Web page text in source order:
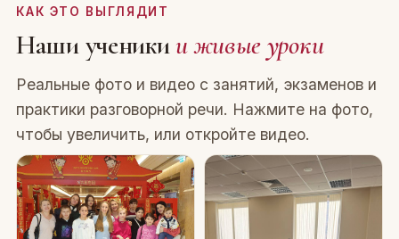
КАК ЭТО ВЫГЛЯДИТ
Наши ученикии живые уроки
Реальные фото и видео с занятий, экзаменов и
практики разговорной речи. Нажмите на фото,
чтобы увеличить, или откройте видео.